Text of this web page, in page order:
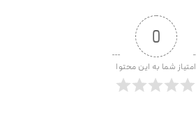
0
امتیاز شما به این محتوا